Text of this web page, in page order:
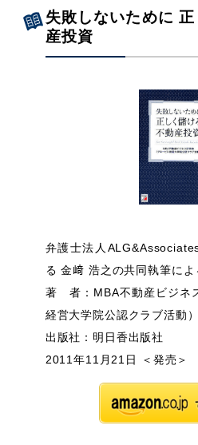
失敗しないために
産投資
弁護士法人
る 金﨑 浩之の共同執筆によ
著 者：MBA不動産ビジネ
経営大学院公認クラブ活動）
出版社：明日香出版社
2011年11月21日 ＜発売＞